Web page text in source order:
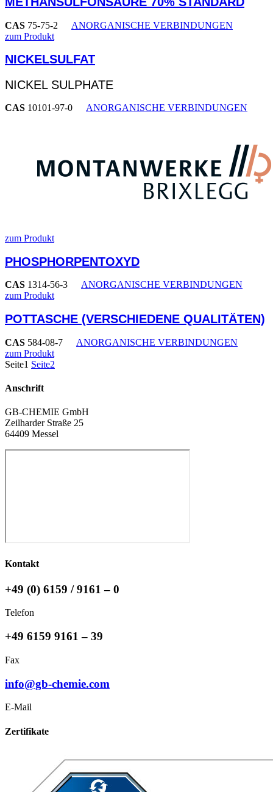
CAS 75-75-2
ANORGANISCHE VERBINDUNGEN
zum Produkt
NICKELSULFAT
NICKEL SULPHATE
CAS 10101-97-0 ANORGANISCHE VERBINDUNGEN
zum Produkt
PHOSPHORPENTOXYD
CAS 1314-56-3
ANORGANISCHE VERBINDUNGEN
zum Produkt
POTTASCHE (VERSCHIEDENE QUALITÄTEN)
CAS 584-08-7
ANORGANISCHE VERBINDUNGEN
zum Produkt
Seite1 Seite2
Anschrift
GB-CHEMIE GmbH
Zeilharder Straße 25
64409 Messel
Kontakt
+49 (0) 6159 / 9161 – 0
Telefon
+49 6159 9161 – 39
Fax
info@gb-chemie.com
E-Mail
Zertifikate